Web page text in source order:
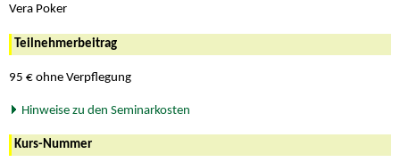
Vera Poker
Teilnehmerbeitrag
95 € ohne Verpflegung
Hinweise zu den Seminarkosten
Kurs-Nummer